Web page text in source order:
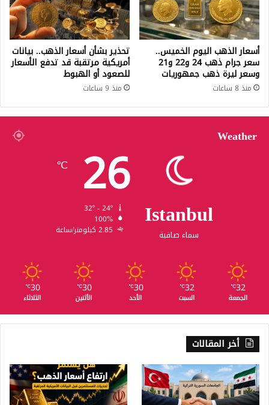
أسعار الذهب اليوم الخميس..
سعر جرام ذهب 24 و22 و21
وسعر ليرة ذهب جمهوريات
منذ 8 ساعات
تحذير بشأن أسعار الذهب.. بيانات
أمريكية مرتقبة قد تدفع الأسعار
للصعود أو الهبوط
منذ 9 ساعات
Weather
Istanbul
سماء صافية
26
℃
100%
2.85 كيلومتر/ساعة
32
℃
الجمعة
32
℃
السبت
30
℃
الأحد
30
℃
الأثنين
30
℃
الثلاثاء
أخر المقالات